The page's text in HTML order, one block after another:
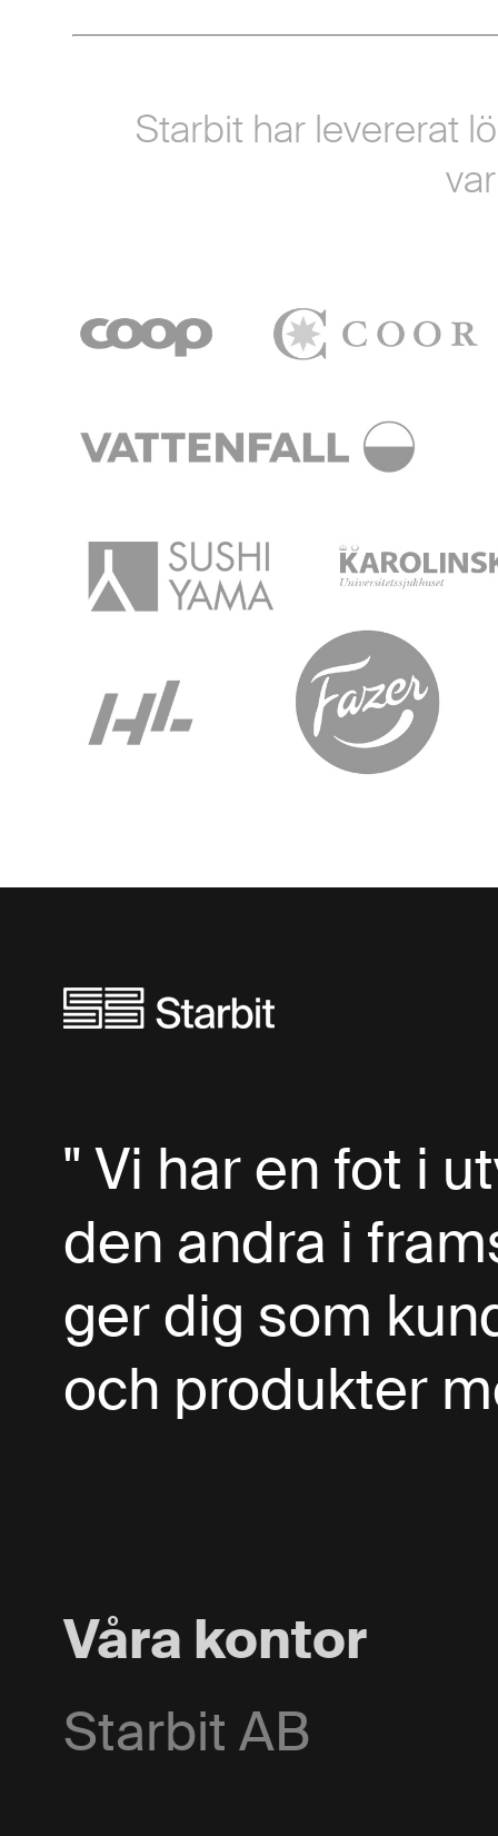
Starbit har levererat
" Vi har en fot i
den andra i
ger dig som
och produkter
Våra kontor
Starbit AB